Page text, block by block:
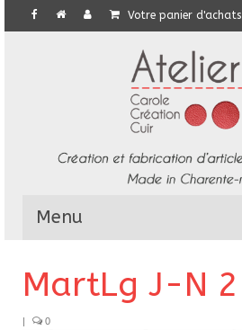
Votre panier d'achats
Menu
MartLg J-N 2
| 0